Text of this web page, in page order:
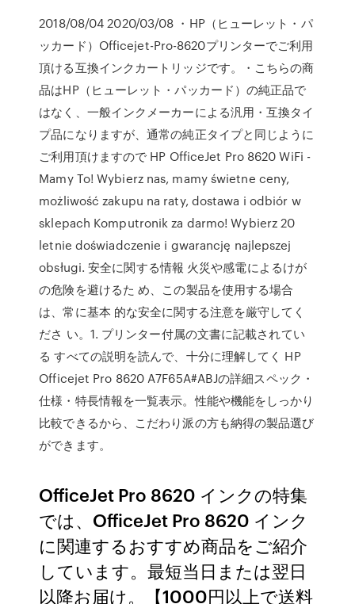
2018/08/04 2020/03/08 ・HP（ヒューレット・パ
ッカード）Officejet-Pro-8620プリンターでご利用
頂ける互換インクカートリッジです。・こちらの商
品はHP（ヒューレット・パッカード）の純正品で
はなく、一般インクメーカーによる汎用・互換タイ
プ品になりますが、通常の純正タイプと同じように
ご利用頂けますので HP OfficeJet Pro 8620 WiFi -
Mamy To! Wybierz nas, mamy świetne ceny,
możliwość zakupu na raty, dostawa i odbiór w
sklepach Komputronik za darmo! Wybierz 20
letnie doświadczenie i gwarancję najlepszej
obsługi. 安全に関する情報 火災や感電によるけが
の危険を避けるた め、この製品を使用する場合
は、常に基本 的な安全に関する注意を厳守してく
ださ い。1. プリンター付属の文書に記載されてい
る すべての説明を読んで、十分に理解してく HP
Officejet Pro 8620 A7F65A#ABJの詳細スペック・
仕様・特長情報を一覧表示。性能や機能をしっかり
比較できるから、こだわり派の方も納得の製品選び
ができます。
OfficeJet Pro 8620 インクの特集
では、OfficeJet Pro 8620 インク
に関連するおすすめ商品をご紹介
しています。最短当日または翌日
以降お届け。【1000円以上で送料